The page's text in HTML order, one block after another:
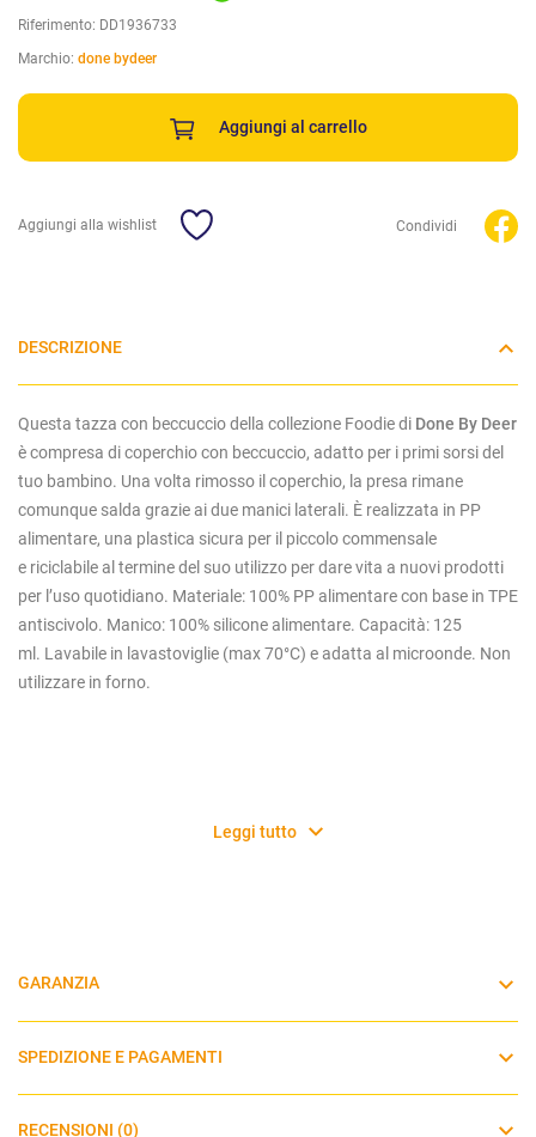
Riferimento: DD1936733
Marchio: done bydeer
Aggiungi al carrello
Aggiungi alla wishlist Condividi
DESCRIZIONE
Questa tazza con beccuccio della collezione Foodie di Done By Deer
è compresa di coperchio con beccuccio, adatto per i primi sorsi del
tuo bambino. Una volta rimosso il coperchio, la presa rimane
comunque salda grazie ai due manici laterali. È realizzata in PP
alimentare, una plastica sicura per il piccolo commensale
e riciclabile al termine del suo utilizzo per dare vita a nuovi prodotti
per l’uso quotidiano. Materiale: 100% PP alimentare con base in TPE
antiscivolo. Manico: 100% silicone alimentare. Capacità: 125
ml. Lavabile in lavastoviglie (max 70°C) e adatta al microonde. Non
utilizzare in forno.
Leggi tutto
GARANZIA
SPEDIZIONE E PAGAMENTI
RECENSIONI (0)